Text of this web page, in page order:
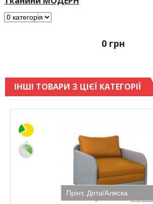
0 грн
ІНШІ ТОВАРИ З ЦІЄЇ КАТЕГОРІЇ